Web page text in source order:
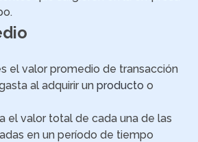
el valor promedio de transacción
al adquirir un producto o
el valor total de cada una de las
en un período de tiempo